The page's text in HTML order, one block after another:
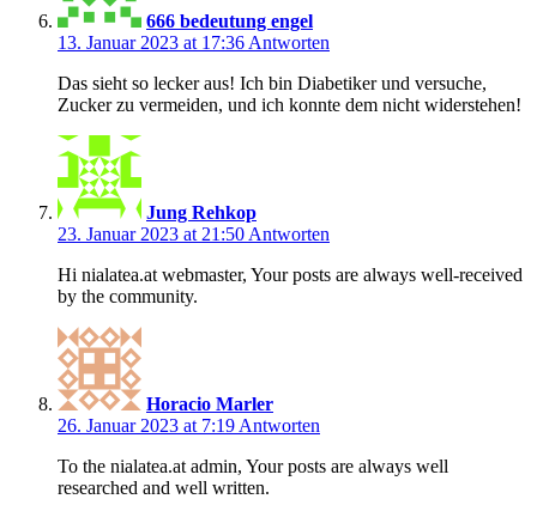
666 bedeutung engel
13. Januar 2023 at 17:36Antworten
Das sieht so lecker aus! Ich bin Diabetiker und versuche,
Zucker zu vermeiden, und ich konnte dem nicht widerstehen!
Jung Rehkop
23. Januar 2023 at 21:50Antworten
Hi nialatea.at webmaster, Your posts are always well-received
by the community.
Horacio Marler
26. Januar 2023 at 7:19Antworten
To the nialatea.at admin, Your posts are always well
researched and well written.